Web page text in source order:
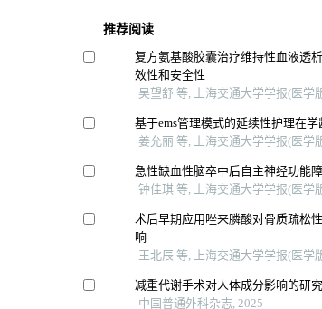
推荐阅读
复方氨基酸胶囊治疗维持性血液透
效性和安全性
吴望舒 等, 上海交通大学学报(医学
基于ems管理模式的延续性护理在
姜允丽 等, 上海交通大学学报(医学
急性缺血性脑卒中后自主神经功能
钟佳琪 等, 上海交通大学学报(医学
术后早期应用唑来膦酸对骨质疏松
响
王北辰 等, 上海交通大学学报(医学
减重代谢手术对人体成分影响的研
中国普通外科杂志, 2025